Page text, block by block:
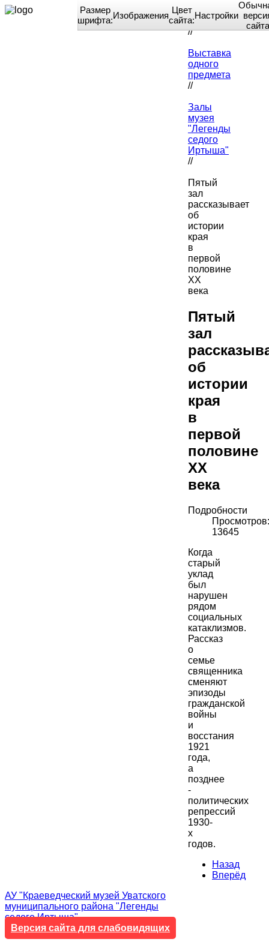
Home
//
Выставка
одного
предмета
//
Залы
музея
"Легенды
седого
Иртыша"
//
Пятый
зал
рассказывает
об
истории
края
в
первой
половине
XX
века
Пятый
зал
об
истории
края
в
первой
половине
XX
века
Подробности
Просмотров:
13645
Когда
старый
уклад
был
нарушен
рядом
социальных
катаклизмов.
Рассказ
о
семье
священника
сменяют
эпизоды
гражданской
войны
и
восстания
1921
года,
а
позднее
-
политических
репрессий
1930-
х
годов.
Назад
Вперёд
АУ "Краеведческий музей Уватского
муниципального района "Легенды
седого Иртыша"
Версия сайта для слабовидящих
Размер
шрифта:Изображения
Цвет
сайта:Настройки
сайта